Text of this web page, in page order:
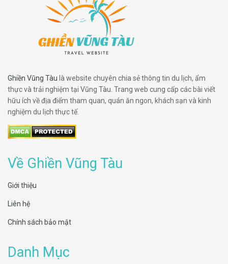
Ghiền Vũng Tàu là website chuyên chia sẻ thông tin du lịch, ẩm
thực và trải nghiệm tại Vũng Tàu. Trang web cung cấp các bài viết
hữu ích về địa điểm tham quan, quán ăn ngon, khách sạn và kinh
nghiệm du lịch thực tế.
Về Ghiền Vũng Tàu
Giới thiệu
Liên hệ
Chính sách bảo mật
Danh Mục